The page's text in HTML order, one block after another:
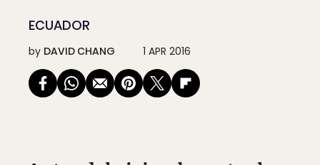
ECUADOR
by DAVID CHANG 1 APR 2016